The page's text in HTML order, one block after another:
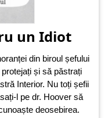
un Idiot
din biroul șefului
și să păstrați
Interior. Nu toți șefii
l pe dr. Hoover să
deosebirea.